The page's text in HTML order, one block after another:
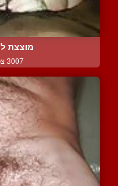
מוצצת
3007 צפיות